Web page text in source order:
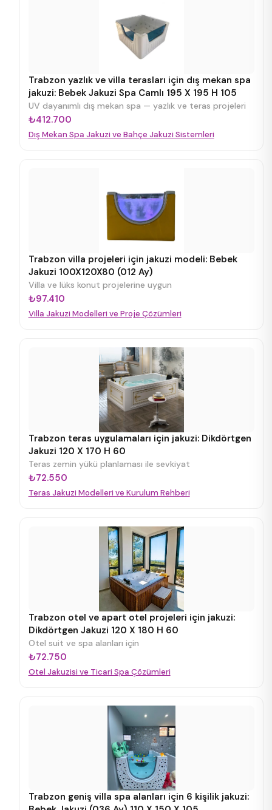
Trabzon yazlık ve villa terasları için dış mekan spa
jakuzi: Bebek Jakuzi Spa Camlı 195 X 195 H 105
UV dayanımlı dış mekan spa — yazlık ve teras projeleri
₺412.700
Dış Mekan Spa Jakuzi ve Bahçe Jakuzi Sistemleri
Trabzon villa projeleri için jakuzi modeli: Bebek
Jakuzi 100X120X80 (012 Ay)
Villa ve lüks konut projelerine uygun
₺97.410
Villa Jakuzi Modelleri ve Proje Çözümleri
Trabzon teras uygulamaları için jakuzi: Dikdörtgen
Jakuzi 120 X 170 H 60
Teras zemin yükü planlaması ile sevkiyat
₺72.550
Teras Jakuzi Modelleri ve Kurulum Rehberi
Trabzon otel ve apart otel projeleri için jakuzi:
Dikdörtgen Jakuzi 120 X 180 H 60
Otel suit ve spa alanları için
₺72.750
Otel Jakuzisi ve Ticari Spa Çözümleri
Trabzon geniş villa spa alanları için 6 kişilik jakuzi: